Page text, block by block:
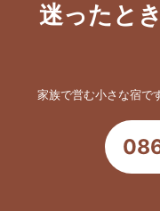
迷ったと
家族で営む小さな宿で